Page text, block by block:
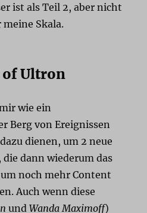
ist als Teil 2, aber nicht
Skala.
of Ultron
wie ein
Berg von Ereignissen
dienen, um 2 neue
dann wiederum das
noch mehr Content
Auch wenn diese
undWanda Maximoff)